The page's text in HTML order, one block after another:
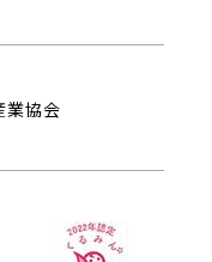
業協会